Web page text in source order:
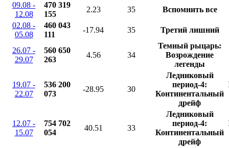
09.08 -
12.08
470 319
155
2.23 35
Вспомнить все
02.08 -
05.08
460 043
111
-17.94 35 Третий лишний
26.07 -
29.07
560 650
263
4.56 34
Темный рыцарь:
Возрождение
легенды
19.07 -
22.07
536 200
073
-28.95 30
Ледниковый
период-4:
Континентальный
дрейф
12.07 -
15.07
754 702
054
40.51 33
Ледниковый
период-4:
Континентальный
дрейф